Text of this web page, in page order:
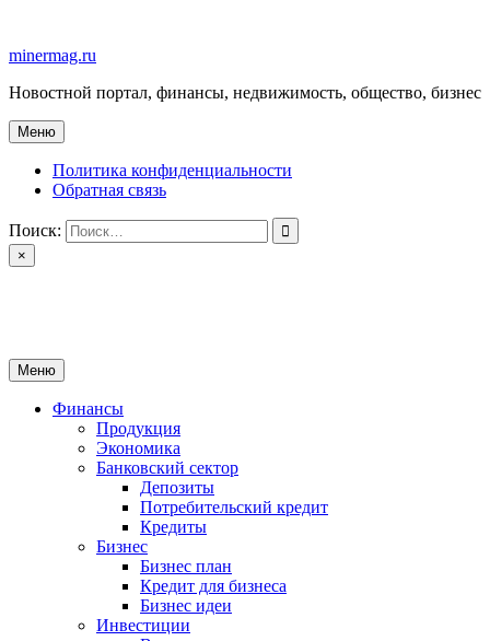
содержимому
minermag.ru
Новостной портал, финансы, недвижимость, общество, бизнес
Меню
Политика конфиденциальности
Обратная связь
Поиск:
×
Меню
Финансы
Продукция
Экономика
Банковский сектор
Депозиты
Потребительский кредит
Кредиты
Бизнес
Бизнес план
Кредит для бизнеса
Бизнес идеи
Инвестиции